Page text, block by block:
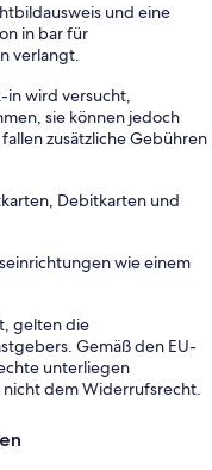
und eine
in bar für
verlangt.
in wird versucht,
sie können jedoch
zusätzliche Gebühren
Debitkarten und
wie einem
gelten die
Gemäß den EU-
unterliegen
dem Widerrufsrecht.